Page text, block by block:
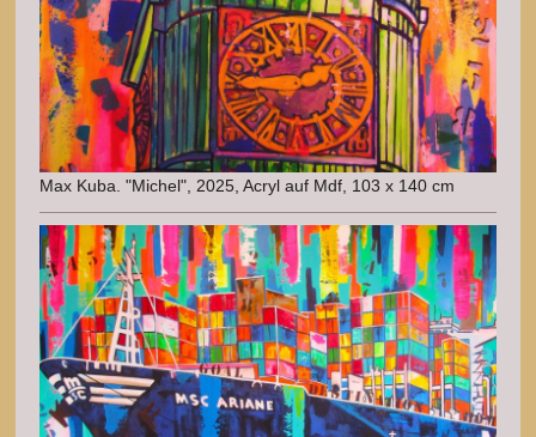
Max Kuba. "Michel", 2025, Acryl auf Mdf, 103 x 140 cm